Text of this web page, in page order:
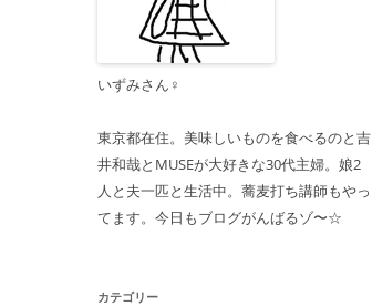
いずみさん♀
東京都在住。美味しいものを食べるのと吉
井和哉とMUSEが大好きな30代主婦。娘2
人と夫一匹と生活中。蕎麦打ち講師もやっ
てます。今日もブログがんばるゾ〜☆
カテゴリー